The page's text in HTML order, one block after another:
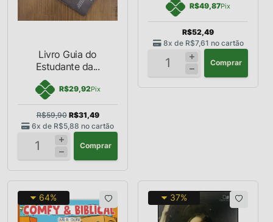
Livro Guia do
Estudante da...
R$29,92Pix
R$59,90 R$31,49
6x de R$5,88 no cartão
Comprar
R$49,87Pix
R$52,49
8x de R$7,61 no cartão
Comprar
64% 37%